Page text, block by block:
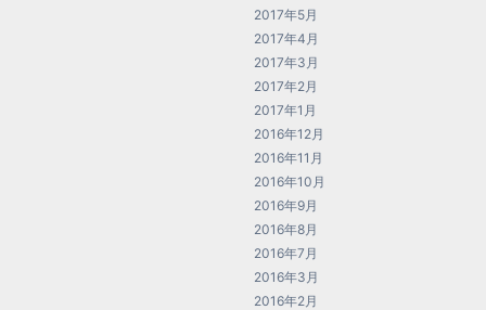
2017年5月
2017年4月
2017年3月
2017年2月
2017年1月
2016年12月
2016年11月
2016年10月
2016年9月
2016年8月
2016年7月
2016年3月
2016年2月